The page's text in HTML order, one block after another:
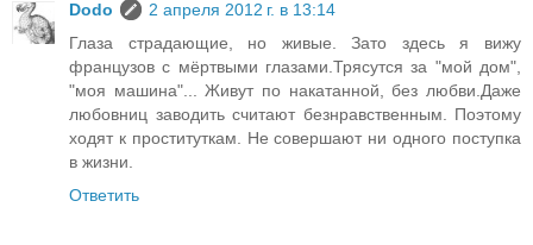
Dodo
2 апреля 2012 г. в 13:14
Глаза страдающие, но живые. Зато здесь я вижу
французов с мёртвыми глазами.Трясутся за "мой дом",
"моя машина"... Живут по накатанной, без любви.Даже
любовниц заводить считают безнравственным. Поэтому
ходят к проституткам. Не совершают ни одного поступка
в жизни.
Ответить